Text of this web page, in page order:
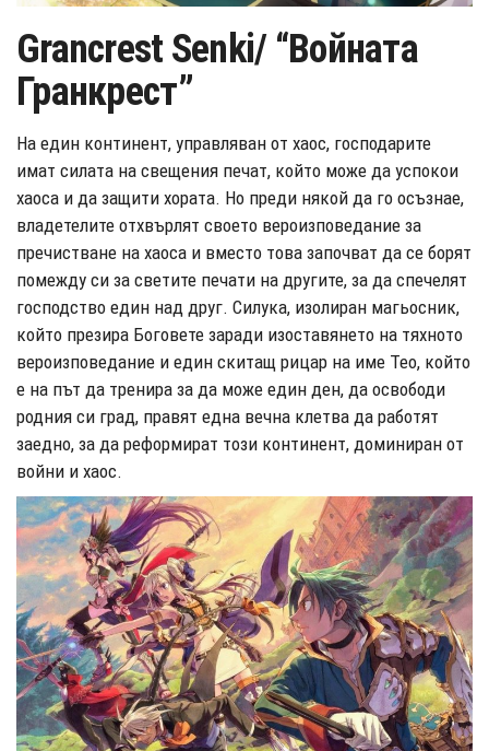
Grancrest Senki/ “Войната
Гранкрест”
На един континент, управляван от хаос, господарите
имат силата на свещения печат, който може да успокои
хаоса и да защити хората. Но преди някой да го осъзнае,
владетелите отхвърлят своето вероизповедание за
пречистване на хаоса и вместо това започват да се борят
помежду си за светите печати на другите, за да спечелят
господство един над друг. Силука, изолиран магьосник,
който презира Боговете заради изоставянето на тяхното
вероизповедание и един скитащ рицар на име Тео, който
е на път да тренира за да може един ден, да освободи
родния си град, правят една вечна клетва да работят
заедно, за да реформират този континент, доминиран от
войни и хаос.